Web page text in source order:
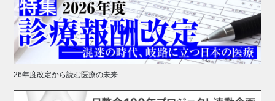
26年度改定から読む医療の未来